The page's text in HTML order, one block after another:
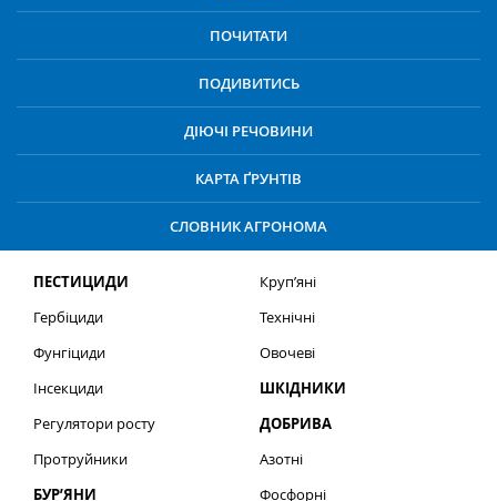
ПОЧИТАТИ
ПОДИВИТИСЬ
ДІЮЧІ РЕЧОВИНИ
КАРТА ҐРУНТІВ
СЛОВНИК АГРОНОМА
ПЕСТИЦИДИ
Гербіциди
Фунгіциди
Інсекциди
Регулятори росту
Протруйники
БУР’ЯНИ
Круп’яні
Технічні
Овочеві
ШКІДНИКИ
ДОБРИВА
Азотні
Фосфорні